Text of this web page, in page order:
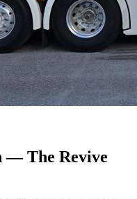
— The Revive